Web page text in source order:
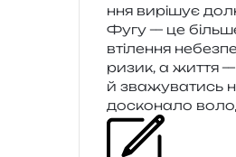
н­ня вирі­шує
Фугу — це
вті­ле­н­ня
ризик, а життя
й зва­жу­ва­тись
доско­на­ло